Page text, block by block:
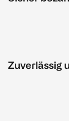
Zuverlässig